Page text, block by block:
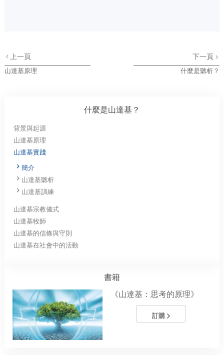
上一頁
山達基原理
下一頁
什麼是聽析？
什麼是山達基？
背景與起源
山達基原理
山達基實踐
簡介
山達基聽析
山達基訓練
山達基宗教儀式
山達基牧師
山達基的信條與守則
山達基在社會中的活動
書籍
《山達基：思考的原理》
訂購